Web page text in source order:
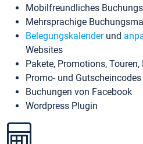
Mobilfreundliches
Mehrsprachige
Belegungskalenderund
Websites
Pakete, Promotions, Touren,
Promo- und Gutscheincodes
Buchungen von Facebook
Wordpress Plugin